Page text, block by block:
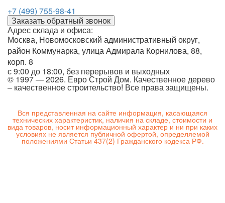
+7 (499) 755-98-41
Заказать обратный звонок
Адрес склада и офиса:
Москва, Новомосковский административный округ,
район Коммунарка, улица Адмирала Корнилова, 88,
корп. 8
с 9:00 до 18:00, без перерывов и выходных
© 1997 — 2026. Евро Строй Дом. Качественное дерево
– качественное строительство! Все права защищены.
Вся представленная на сайте информация, касающаяся
технических характеристик, наличия на складе, стоимости и
вида товаров, носит информационный характер и ни при каких
условиях не является публичной офертой, определяемой
положениями Статьи 437(2) Гражданского кодекса РФ.